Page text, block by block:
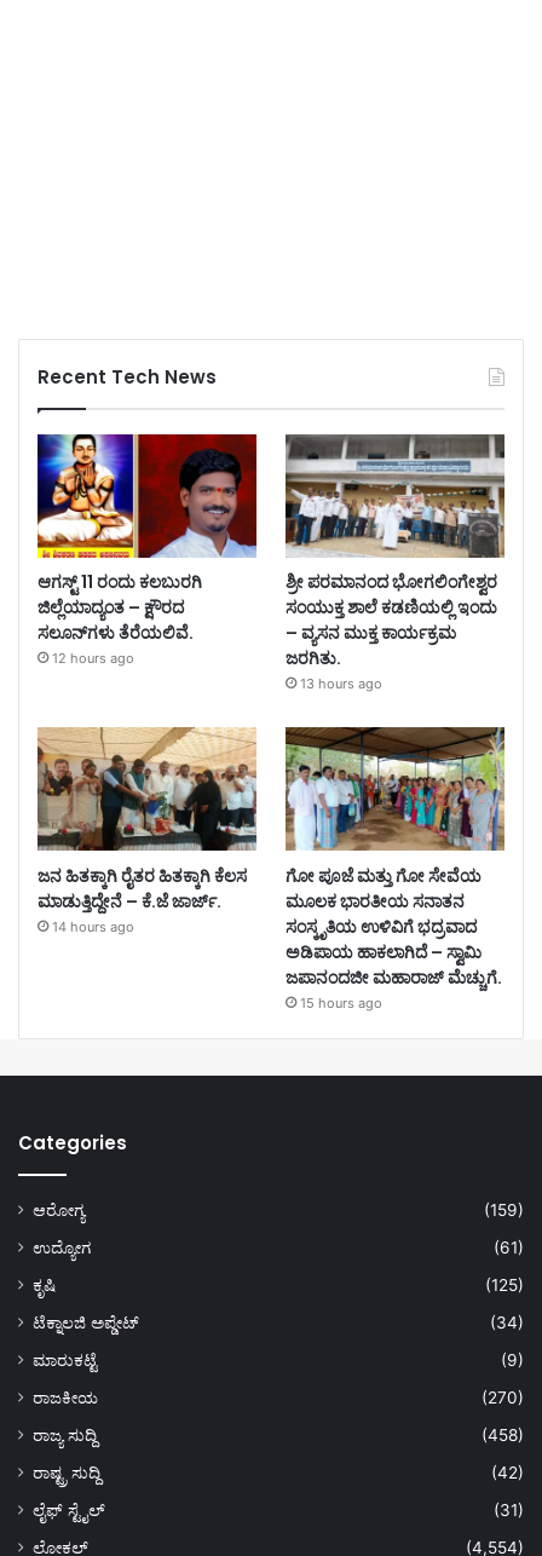
Recent Tech News
ಆಗಸ್ಟ್ 11 ರಂದು ಕಲಬುರಗಿ
ಜಿಲ್ಲೆಯಾದ್ಯಂತ – ಕ್ಷೌರದ
ಸಲೂನ್‌ಗಳು ತೆರೆಯಲಿವೆ.
12 hours ago
ಶ್ರೀ ಪರಮಾನಂದ ಭೋಗಲಿಂಗೇಶ್ವರ
ಸಂಯುಕ್ತ ಶಾಲೆ ಕಡಣಿಯಲ್ಲಿ ಇಂದು
– ವ್ಯಸನ ಮುಕ್ತ ಕಾರ್ಯಕ್ರಮ
ಜರಗಿತು.
13 hours ago
ಜನ ಹಿತಕ್ಕಾಗಿ ರೈತರ ಹಿತಕ್ಕಾಗಿ ಕೆಲಸ
ಮಾಡುತ್ತಿದ್ದೇನೆ – ಕೆ.ಜೆ ಜಾರ್ಜ್.
14 hours ago
ಗೋ ಪೂಜೆ ಮತ್ತು ಗೋ ಸೇವೆಯ
ಮೂಲಕ ಭಾರತೀಯ ಸನಾತನ
ಸಂಸ್ಕೃತಿಯ ಉಳಿವಿಗೆ ಭದ್ರವಾದ
ಅಡಿಪಾಯ ಹಾಕಲಾಗಿದೆ – ಸ್ವಾಮಿ
ಜಪಾನಂದಜೀ ಮಹಾರಾಜ್ ಮೆಚ್ಚುಗೆ.
15 hours ago
Categories
ಆರೋಗ್ಯ
(159)
ಉದ್ಯೋಗ
(61)
ಕೃಷಿ
(125)
ಟೆಕ್ನಾಲಜಿ ಅಪ್ಡೇಟ್
(34)
ಮಾರುಕಟ್ಟೆ
(9)
ರಾಜಕೀಯ
(270)
ರಾಜ್ಯ ಸುದ್ದಿ
(458)
ರಾಷ್ಟ್ರ ಸುದ್ದಿ
(42)
ಲೈಫ್ ಸ್ಟೈಲ್
(31)
ಲೋಕಲ್
(4,554)